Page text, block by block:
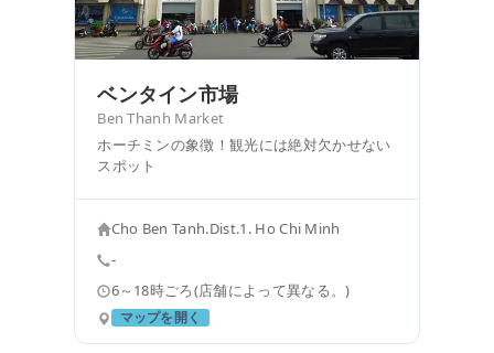
ベンタイン市場
Ben Thanh Market
ホーチミンの象徴！観光には絶対欠かせない
スポット
Cho Ben Tanh.Dist.1. Ho Chi Minh
-
6～18時ごろ(店舗によって異なる。)
マップを開く